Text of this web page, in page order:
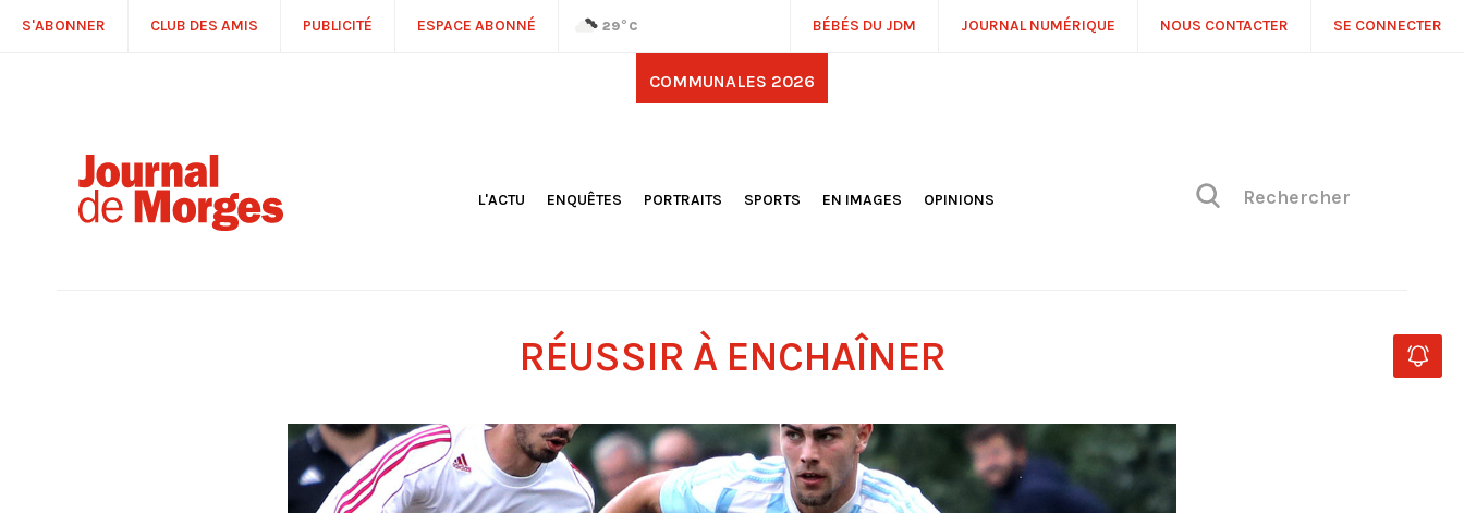
S'ABONNER CLUB DES AMIS PUBLICITÉ ESPACE ABONNÉ 29°C BÉBÉS DU JDM JOURNAL NUMÉRIQUE NOUS CONTACTER SE CONNECTER
COMMUNALES 2026
L'ACTU
CULTURE
PLANÈTE
ENQUÊTES PORTRAITS
SPORTS
EN IMAGES
OPINIONS
RÉUSSIR À ENCHAÎNER